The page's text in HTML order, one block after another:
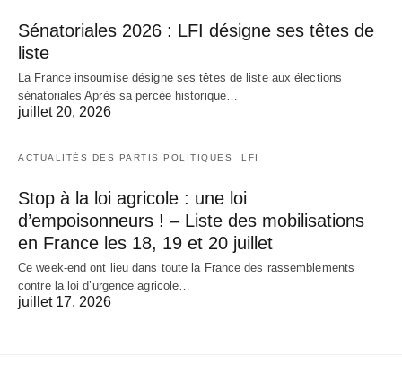
Sénatoriales 2026 : LFI désigne ses têtes de
liste
La France insoumise désigne ses têtes de liste aux élections
sénatoriales Après sa percée historique…
juillet 20, 2026
ACTUALITÉS DES PARTIS POLITIQUES LFI
Stop à la loi agricole : une loi
d’empoisonneurs ! – Liste des mobilisations
en France les 18, 19 et 20 juillet
Ce week-end ont lieu dans toute la France des rassemblements
contre la loi d’urgence agricole…
juillet 17, 2026